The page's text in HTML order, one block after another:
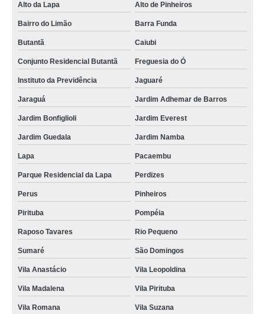
Alto da Lapa Alto de Pinheiros
Bairro do Limão Barra Funda
Butantã Caiubi
Conjunto Residencial Butantã Freguesia do Ó
Instituto da Previdência Jaguaré
Jaraguá Jardim Adhemar de Barros
Jardim Bonfiglioli Jardim Everest
Jardim Guedala Jardim Namba
Lapa Pacaembu
Parque Residencial da Lapa Perdizes
Perus Pinheiros
Pirituba Pompéia
Raposo Tavares Rio Pequeno
Sumaré São Domingos
Vila Anastácio Vila Leopoldina
Vila Madalena Vila Pirituba
Vila Romana Vila Suzana